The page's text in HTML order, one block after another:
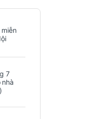
miễn
7
nhà